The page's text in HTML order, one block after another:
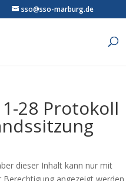
sso@sso-marburg.de
28 Protokoll
dieser Inhalt kann nur mit